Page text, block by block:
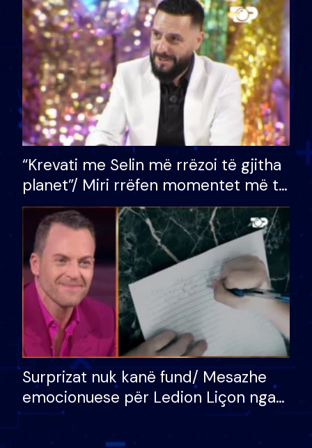
divorci apo jo?
“Krevati me Selin më rrëzoi të gjitha
planet”/ Miri rrëfen momentet më të
bukura në shtëpinë e BB VIP: Do më
mungojë zilja e mëngjesit kur…
Surprizat nuk kanë fund/ Mesazhe
emocionuese për Ledion Liçon nga
nëna dhe fëmijët e tij, moderatori
nuk i mban dot lotët: Nuk meritoj…